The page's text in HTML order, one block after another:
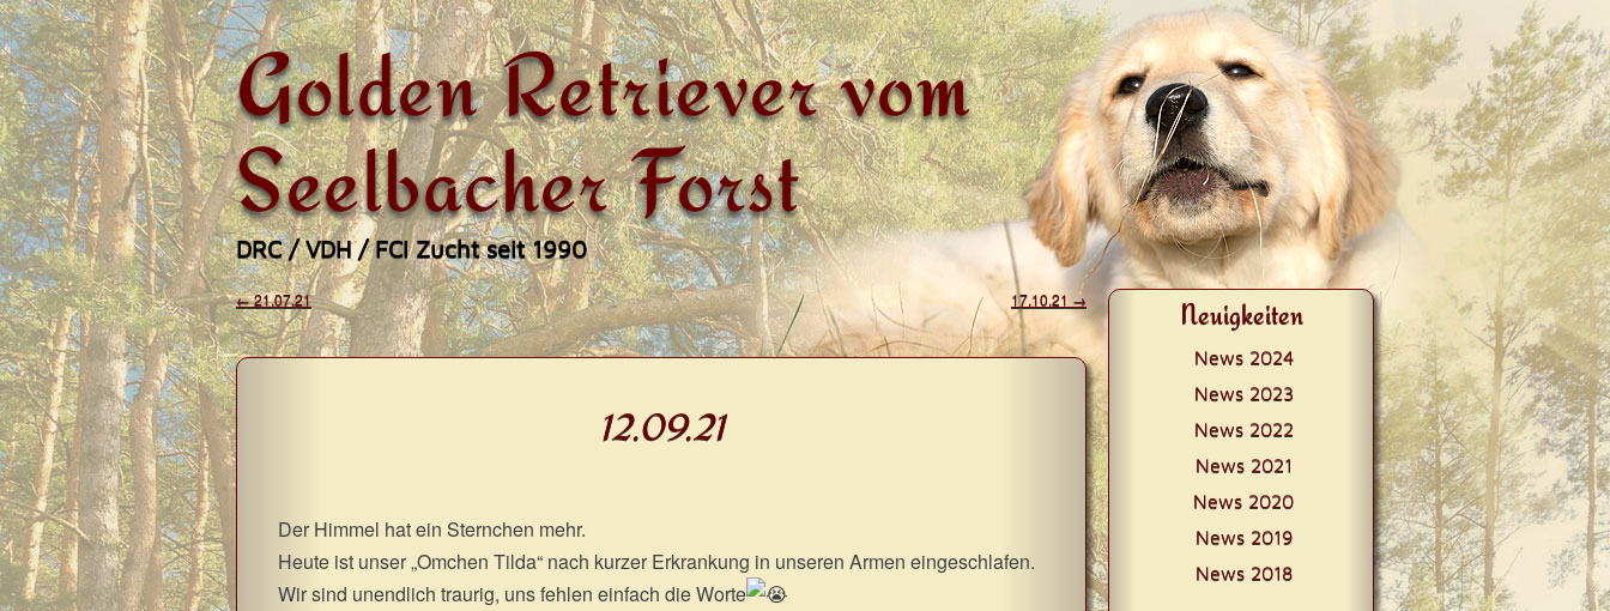
Golden Retriever vom
Seelbacher Forst
DRC / VDH / FCI Zucht seit 1990
Hauptmenü
Zum
Inhalt
Beitragsnavigation
←21.07.21 17.10.21 →
12.09.21
Der Himmel hat ein Sternchen mehr.
Heute ist unser „Omchen Tilda“ nach kurzer Erkrankung in unseren Armen eingeschlafen.
Wir sind unendlich traurig, uns fehlen einfach die Worte
Neuigkeiten
News 2024
News 2023
News 2022
News 2021
News 2020
News 2019
News 2018